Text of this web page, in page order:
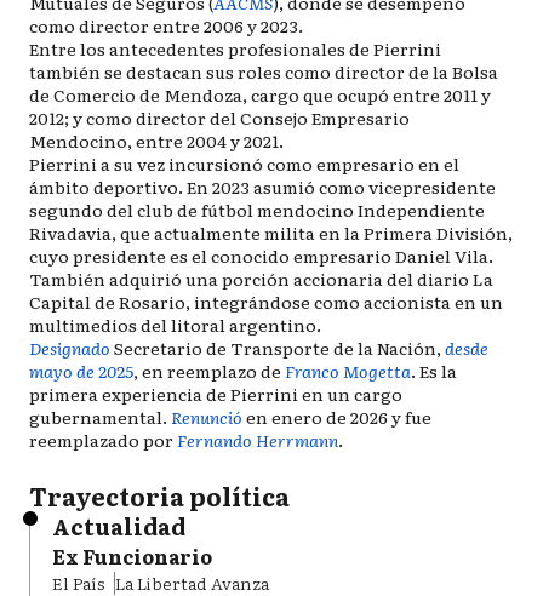
como director entre 2006 y 2023.
Entre los antecedentes profesionales de Pierrini
también se destacan sus roles como director de la Bolsa
de Comercio de Mendoza, cargo que ocupó entre 2011 y
2012; y como director del Consejo Empresario
Mendocino, entre 2004 y 2021.
Pierrini a su vez incursionó como empresario en el
ámbito deportivo. En 2023 asumió como vicepresidente
segundo del club de fútbol mendocino Independiente
Rivadavia, que actualmente milita en la Primera División,
cuyo presidente es el conocido empresario Daniel Vila.
También adquirió una porción accionaria del diario La
Capital de Rosario, integrándose como accionista en un
multimedios del litoral argentino.
Designado Secretario de Transporte de la Nación,desde
mayo de 2025, en reemplazo de Franco Mogetta. Es la
primera experiencia de Pierrini en un cargo
gubernamental. Renunció en enero de 2026 y fue
reemplazado porFernando Herrmann.
Trayectoria política
Actualidad
Ex Funcionario
El País La Libertad Avanza